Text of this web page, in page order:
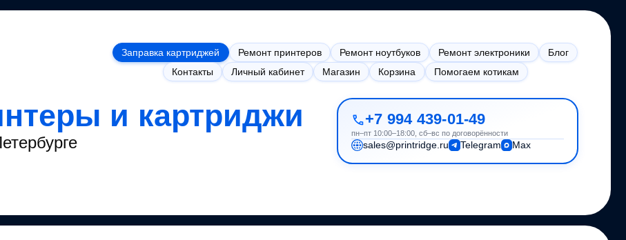
Заправка картриджей Ремонт принтеров Ремонт ноутбуков Ремонт электроники
Блог
Контакты
Личный кабинет Магазин Корзина Помогаем котикам
и картриджи +7 994 439-01-49
пн–пт 10:00–18:00, сб–вс по договорённости
sales@printridge.ru Telegram Max